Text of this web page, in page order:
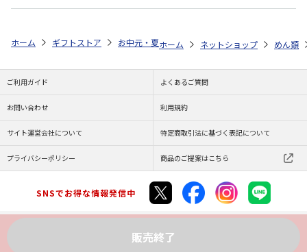
販売終了
ホーム ギフトストア お中元・夏ギフト特集 2026 ゆうゆうギフト
ホーム ネットショップ めん類
ご利用ガイド よくあるご質問
お問い合わせ 利用規約
サイト運営会社について 特定商取引法に基づく表記について
プライバシーポリシー 商品のご提案はこちら
SNSでお得な情報発信中